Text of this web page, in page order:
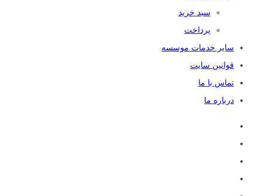
سبد خرید
پرداخت
سایر خدمات موسسه
قوانین سایت
تماس با ما
درباره ما